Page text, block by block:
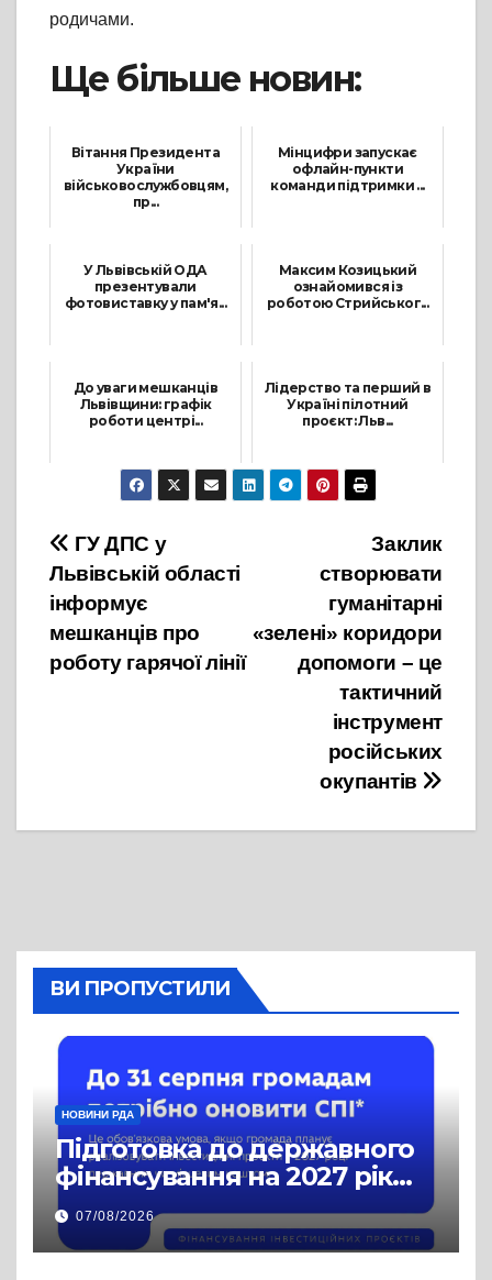
родичами.
Ще більше новин:
Вітання Президента
України
військовослужбовцям,
пр...
Мінцифри запускає
офлайн-пункти
команди підтримки ...
У Львівській ОДА
презентували
фотовиставку у пам'я...
Максим Козицький
ознайомився із
роботою Стрийськог...
До уваги мешканців
Львівщини: графік
роботи центрі...
25 Серпня, 2021
Лідерство та перший в
Україні пілотний
проєкт: Льв...
9 Вересня, 2021
Навігація
записів
Заклик
створювати
гуманітарні
«зелені» коридори
допомоги – це
тактичний
інструмент
російських
окупантів
ГУ ДПС у
Львівській області
інформує
мешканців про
роботу гарячої лінії
ВИ ПРОПУСТИЛИ
НОВИНИ РДА
Підготовка до державного
фінансування на 2027 рік
уже триває
07/08/2026